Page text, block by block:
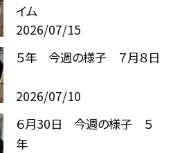
イム
2026/07/15
５年 今週の様子 ７月８日
2026/07/10
６月30日 今週の様子 ５
年